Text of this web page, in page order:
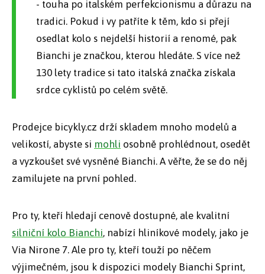
- touha po italském perfekcionismu a důrazu na
tradici. Pokud i vy patříte k těm, kdo si přejí
osedlat kolo s nejdelší historií a renomé, pak
Bianchi je značkou, kterou hledáte. S více než
130 lety tradice si tato italská značka získala
srdce cyklistů po celém světě.
Prodejce bicykly.cz drží skladem mnoho modelů a
velikostí, abyste si mohli osobně prohlédnout, osedět
a vyzkoušet své vysněné Bianchi. A věřte, že se do něj
zamilujete na první pohled.
Pro ty, kteří hledají cenově dostupné, ale kvalitní
silniční kolo Bianchi, nabízí hliníkové modely, jako je
Via Nirone 7. Ale pro ty, kteří touží po něčem
výjimečném, jsou k dispozici modely Bianchi Sprint,